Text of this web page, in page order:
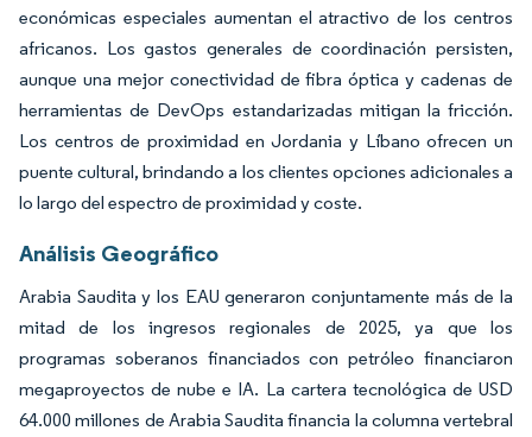
económicas especiales aumentan el atractivo de los centros
africanos. Los gastos generales de coordinación persisten,
aunque una mejor conectividad de fibra óptica y cadenas de
herramientas de DevOps estandarizadas mitigan la fricción.
Los centros de proximidad en Jordania y Líbano ofrecen un
puente cultural, brindando a los clientes opciones adicionales a
lo largo del espectro de proximidad y coste.
Análisis Geográfico
Arabia Saudita y los EAU generaron conjuntamente más de la
mitad de los ingresos regionales de 2025, ya que los
programas soberanos financiados con petróleo financiaron
megaproyectos de nube e IA. La cartera tecnológica de USD
64.000 millones de Arabia Saudita financia la columna vertebral